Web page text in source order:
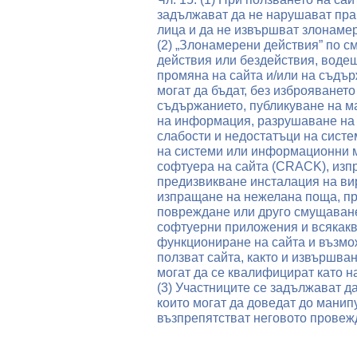
задължават да не нарушават
лица и да не извършват
(2) „Злонамерени действия” по
действия или бездействия,
промяна на сайта и/или на
могат да бъдат, без
съдържанието, публикуване на
на информация, разрушаване
слабости и недостатъци на
на системи или информационни
софтуера на сайта (CRACK),
предизвикване инсталация на
изпращане на нежелана поща,
повреждане или друго
софтуерни приложения и
функциониране на сайта и
ползват сайта, както и
могат да се квалифицират като
(3) Участниците се задължават
които могат да доведат до
възпрепятстват неговото